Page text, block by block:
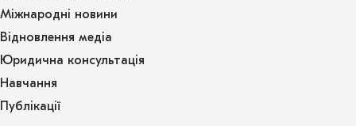
Міжнародні новини
Відновлення медіа
Юридична консультація
Навчання
Публікації